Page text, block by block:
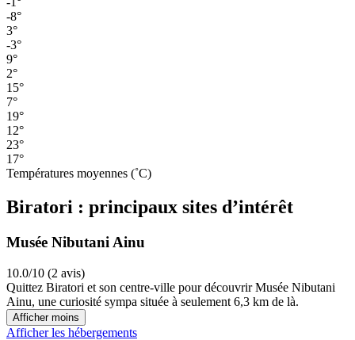
-8°
3°
-3°
9°
2°
15°
7°
19°
12°
23°
17°
Températures moyennes (˚C)
Biratori : principaux sites d’intérêt
Musée Nibutani Ainu
10.0/10 (2 avis)
Quittez Biratori et son centre-ville pour découvrir Musée Nibutani
Ainu, une curiosité sympa située à seulement 6,3 km de là.
Afficher moins
Afficher les hébergements